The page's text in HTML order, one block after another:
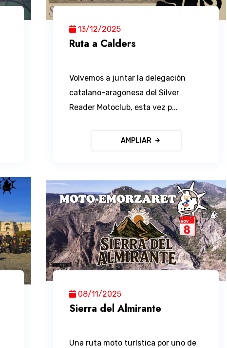
13/12/2025
Ruta a Calders
Volvemos a juntar la delegación
catalano-aragonesa del Silver
Reader Motoclub, esta vez p...
AMPLIAR
08/11/2025
Sierra del Almirante
Una ruta moto turística por uno de